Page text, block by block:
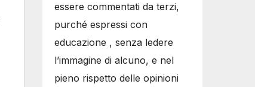
essere commentati da terzi,
purché espressi con
educazione , senza ledere
l’immagine di alcuno, e nel
pieno rispetto delle opinioni